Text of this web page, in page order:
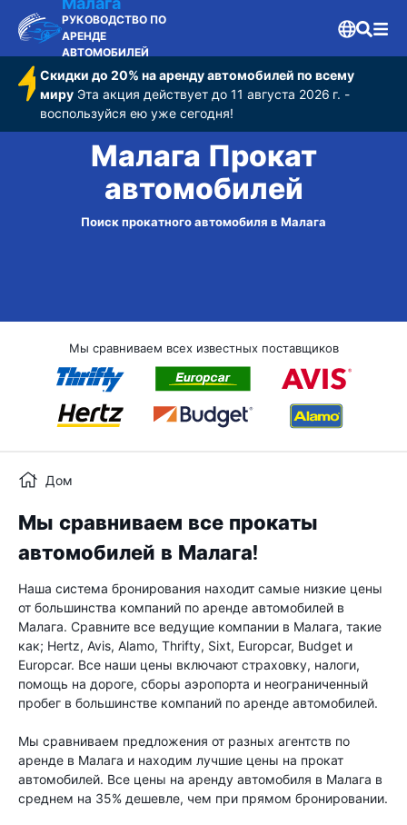
РУКОВОДСТВО ПО
АРЕНДЕ
АВТОМОБИЛЕЙ
Скидки до 20% на аренду автомобилей по всему
мируЭта акция действует до 11 августа 2026 г. -
воспользуйся ею уже сегодня!
Малага Прокат
автомобилей
Поиск прокатного автомобиля в Малага
Мы сравниваем всех известных поставщиков
Дом
Мы сравниваем все прокаты
автомобилей в Малага!
Наша система бронирования находит самые низкие цены
от большинства компаний по аренде автомобилей в
Малага. Сравните все ведущие компании в Малага, такие
как; Hertz, Avis, Alamo, Thrifty, Sixt, Europcar, Budget и
Europcar. Все наши цены включают страховку, налоги,
помощь на дороге, сборы аэропорта и неограниченный
пробег в большинстве компаний по аренде автомобилей.
Мы сравниваем предложения от разных агентств по
аренде в Малага и находим лучшие цены на прокат
автомобилей. Все цены на аренду автомобиля в Малага в
среднем на 35% дешевле, чем при прямом бронировании.